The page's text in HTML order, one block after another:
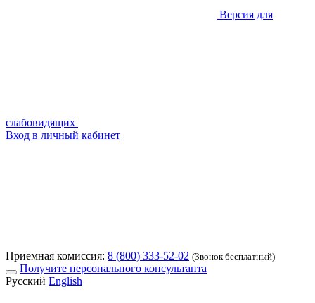
Версия для
слабовидящих
Вход в личный кабинет
Приемная комиссия: 8 (800) 333-52-02 (Звонок бесплатный)
Получите персонального консультанта
Русский English